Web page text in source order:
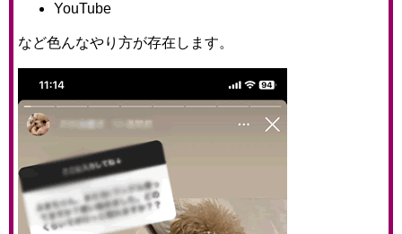
YouTube
など色んなやり方が存在します。